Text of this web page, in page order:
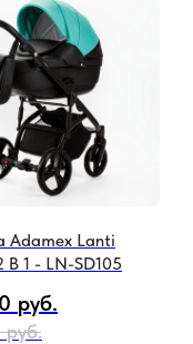
Adamex Lanti
В 1 - LN-SD105
руб.
руб.